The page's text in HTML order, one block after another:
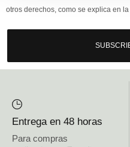
otros derechos, como se explica en
Entrega en 48 horas
Para compras